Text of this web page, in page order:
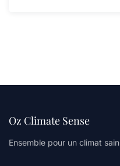
Oz Climate Sense
Ensemble pour un climat sain